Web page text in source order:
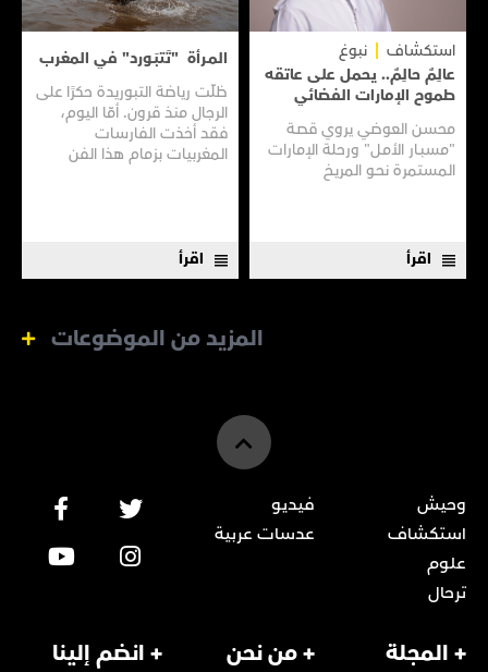
استكشاف
نبوغ
عالِمٌ حالِمٌ.. يحمل على عاتقه
طموح الإمارات الفضائي
محسن العوضي يروي قصـة
"مسبـار الأمـل" ورحلة الإمارات
المستمرة نحـو المريـخ
اقرأ
المـرأة "تَتبَـورد" في المغرب
ظلّت رياضة التبوريدة حكرًا على
الرجال منذ قرون. أمّا اليوم،
فقد أخذت الفارسات
المغربيات بزمام هذا الفن
اقرأ
المزيد من الموضوعات
وحيش
استكشاف
علوم
ترحال
فيديو
عدسات عربية
+ المجلة + من نحن + انضم إلينا